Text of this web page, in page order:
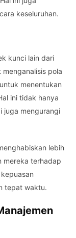
keseluruhan.
kunci lain dari
pola
menentukan
ini tidak hanya
juga mengurangi
lebih
mereka terhadap
tepat waktu.